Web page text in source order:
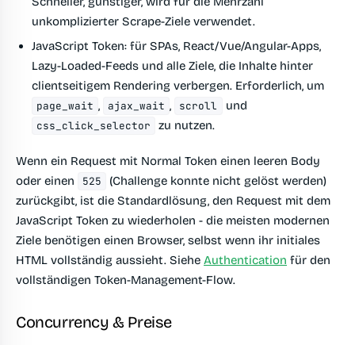
unkomplizierter Scrape-Ziele verwendet.
JavaScript Token: für SPAs, React/Vue/Angular-Apps,
Lazy-Loaded-Feeds und alle Ziele, die Inhalte hinter
clientseitigem Rendering verbergen. Erforderlich, um
page_wait , ajax_wait , scroll und
css_click_selector zu nutzen.
Wenn ein Request mit Normal Token einen leeren Body
oder einen
525
(Challenge konnte nicht gelöst werden)
zurückgibt, ist die Standardlösung, den Request mit dem
JavaScript Token zu wiederholen - die meisten modernen
Ziele benötigen einen Browser, selbst wenn ihr initiales
HTML vollständig aussieht. Siehe Authentication für den
vollständigen Token-Management-Flow.
Concurrency & Preise